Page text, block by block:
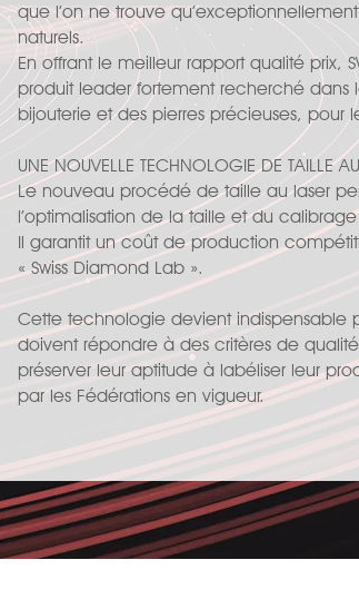
que l’on ne trouve
naturels.
En offrant le meilleur rapport qualité prix,
produit leader fortement recherché dans
bijouterie et des pierres précieuses, pour
UNE NOUVELLE TECHNOLOGIE DE TAILLE
Le nouveau procédé de taille au laser
l’optimalisation de la taille et du
Il garantit un coût de production
« Swiss Diamond Lab ».
Cette technologie devient indispensable
doivent répondre à des critères de
préserver leur aptitude à labéliser leur
par les Fédérations en vigueur.